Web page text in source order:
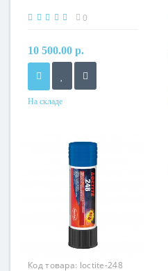
0
10 500.00 р.
На складе
Код товара: loctite-248